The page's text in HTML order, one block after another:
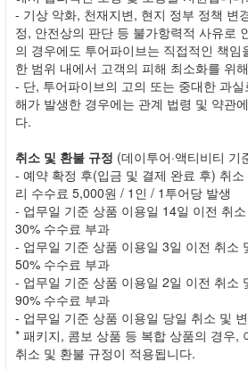
- 기상 악화, 천재지변, 현지 정부 정책 변
정, 안전상의 판단 등 불가항력적 사유로
의 경우에도 투어파이브는 직접적인 책임
한 범위 내에서 고객의 피해 최소화를 위
- 단, 투어파이브의 고의 또는 중대한 과
해가 발생한 경우에는 관계 법령 및 약관
다.
취소 및 환불 규정 (데이투어·액티비티 기
- 예약 확정 후(입금 및 결제 완료 후) 취소
리 수수료 5,000원 / 1인 / 1투어당 발생
- 업무일 기준 상품 이용일 14일 이전 취
30% 수수료 부과
- 업무일 기준 상품 이용일 3일 이전 취소
50% 수수료 부과
- 업무일 기준 상품 이용일 2일 이전 취소
90% 수수료 부과
- 업무일 기준 상품 이용일 당일 취소 및
* 패키지, 콤보 상품 등 복합 상품의 경우,
취소 및 환불 규정이 적용됩니다.